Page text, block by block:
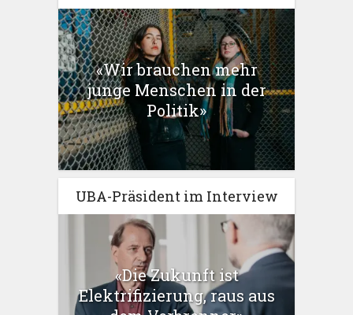
«Wir brauchen mehr
junge Menschen in der
Politik»
UBA-Präsident im Interview
«Die Zukunft ist
Elektrifizierung, raus aus